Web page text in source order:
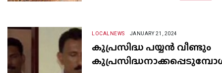
LOCALNEWS JANUARY 21, 2024
കുപ്രസിദ്ധ പയ്യൻ വീണ്ടും